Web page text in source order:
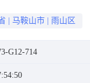
马鞍山市 雨山区
G12-714